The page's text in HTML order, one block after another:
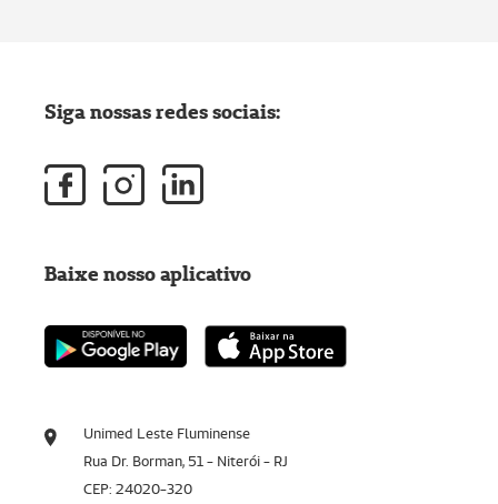
Unimed Leste Fluminense
Rua Dr. Borman, 51 - Niterói - RJ
CEP: 24020-320
Siga nossas redes sociais:
Baixe nosso aplicativo